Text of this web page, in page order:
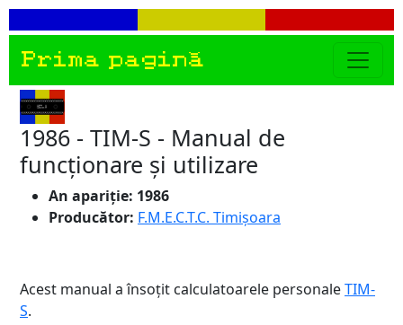
Prima pagină
1986 - TIM-S - Manual de
funcționare și utilizare
An apariție: 1986
Producător: F.M.E.C.T.C. Timișoara
Acest manual a însoțit calculatoarele personaleTIM-
S.